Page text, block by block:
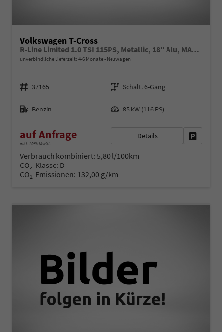
Volkswagen T-Cross
R-Line Limited 1.0 TSI 115PS, Metallic, 18" Alu, MATRIX-LED-Scheinwerfer, Adaptiver Tempomat ACC, Parksensoren, Rückfahrkamera, Keyless, Abgedunkelte Scheiben, Sicht-Paket, Radio "Ready2Discover", Wireless App-Connect, Klima, M-Lederlenkrad, Side Assist
unverbindliche Lieferzeit: 4-6 Monate Neuwagen
Fahrzeugnr.
37165
Getriebe
Schalt. 6-Gang
Kraftstoff
Benzin 85 kW (116 PS)
auf Anfrage
inkl. 19% MwSt.
Details
Verbrauch kombiniert: 5,80 l/100km
CO2-Klasse: D
CO2-Emissionen: 132,00 g/km